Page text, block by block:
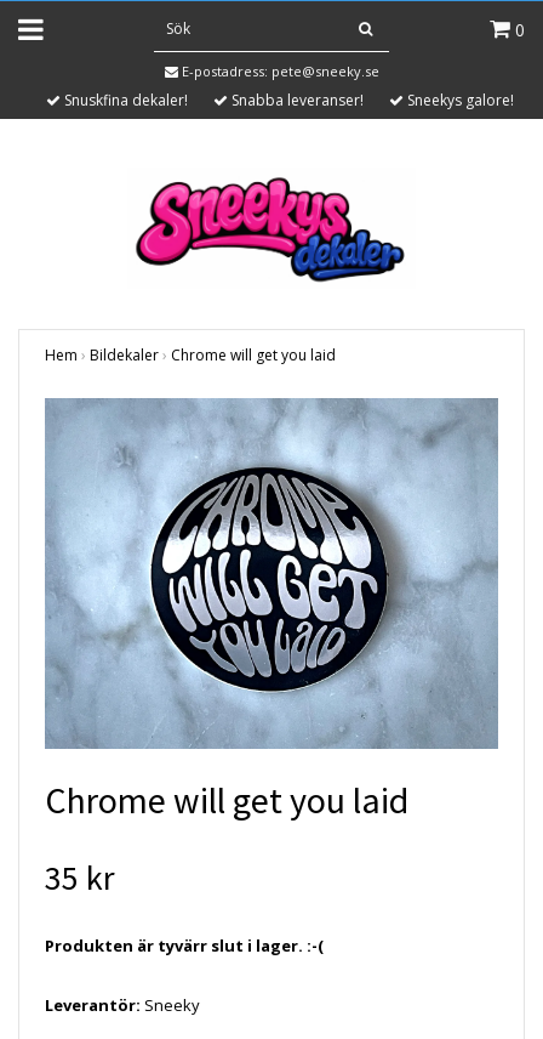
0
E-postadress: pete@sneeky.se
Snuskfina dekaler! Snabba leveranser! Sneekys galore!
Hem › Bildekaler› Chrome will get you laid
Chrome will get you laid
35 kr
Produkten är tyvärr slut i lager. :-(
Leverantör: Sneeky